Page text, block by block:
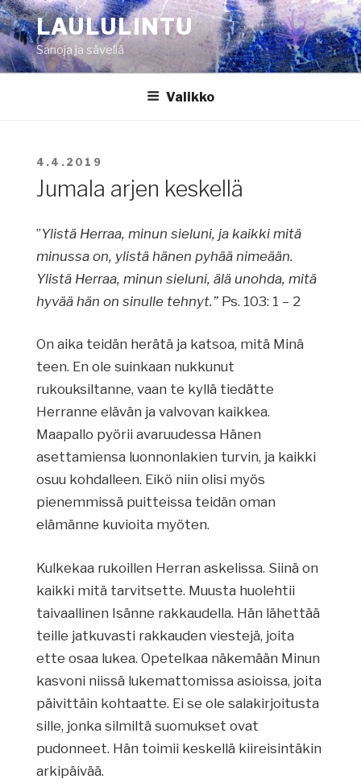
Siirry
sisältöönLAULULINTU
Sanoja ja säveliä
Valikko
JULKAISTU
4.4.2019
Jumala arjen keskellä
”Ylistä Herraa, minun sieluni, ja kaikki mitä
minussa on, ylistä hänen pyhää nimeään.
Ylistä Herraa, minun sieluni, älä unohda, mitä
hyvää hän on sinulle tehnyt.” Ps. 103: 1 – 2
On aika teidän herätä ja katsoa, mitä Minä
teen. En ole suinkaan nukkunut
rukouksiltanne, vaan te kyllä tiedätte
Herranne elävän ja valvovan kaikkea.
Maapallo pyörii avaruudessa Hänen
asettamiensa luonnonlakien turvin, ja kaikki
osuu kohdalleen. Eikö niin olisi myös
pienemmissä puitteissa teidän oman
elämänne kuvioita myöten.
Kulkekaa rukoillen Herran askelissa. Siinä on
kaikki mitä tarvitsette. Muusta huolehtii
taivaallinen Isänne rakkaudella. Hän lähettää
teille jatkuvasti rakkauden viestejä, joita
ette osaa lukea. Opetelkaa näkemään Minun
kasvoni niissä lukemattomissa asioissa, joita
päivittäin kohtaatte. Ei se ole salakirjoitusta
sille, jonka silmiltä suomukset ovat
pudonneet. Hän toimii keskellä kiireisintäkin
arkipäivää.